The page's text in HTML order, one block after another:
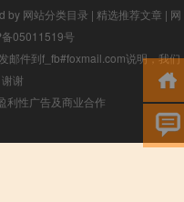
by 网站分类目录 | 精选推荐文章 | 网
05011519号
邮件到f_fb#foxmail.com说明，我们
谢
利性广告及商业合作